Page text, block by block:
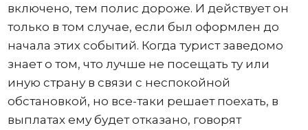
включено, тем полис дороже. И действует он
только в том случае, если был оформлен до
начала этих событий. Когда турист заведомо
знает о том, что лучше не посещать ту или
иную страну в связи с неспокойной
обстановкой, но все-таки решает поехать, в
выплатах ему будет отказано, говорят